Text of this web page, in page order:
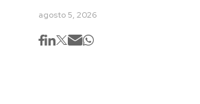
agosto 5, 2026